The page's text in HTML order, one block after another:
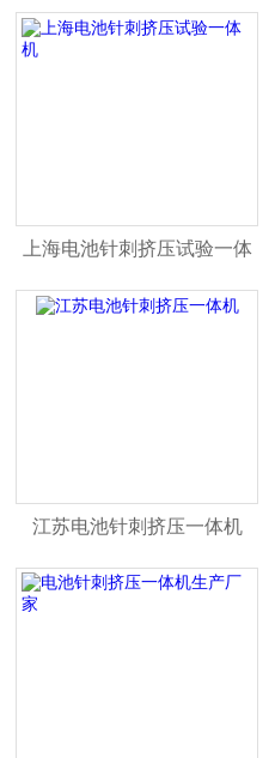
上海电池针刺挤压试验一体
机
江苏电池针刺挤压一体机